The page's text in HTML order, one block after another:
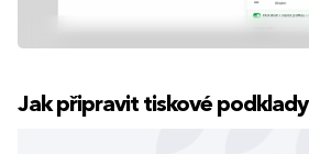
Jak připravit tiskové podklady